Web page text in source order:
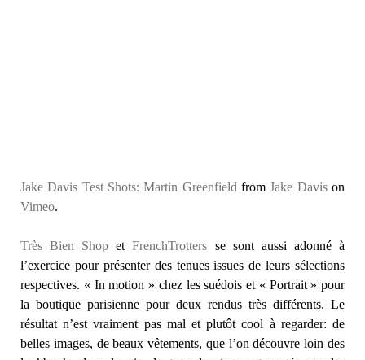
Jake Davis Test Shots: Martin Greenfield fromJake Davison
Vimeo.
Très Bien Shop et FrenchTrotters se sont aussi adonné à
l’exercice pour présenter des tenues issues de leurs sélections
respectives. « In motion » chez les suédois et « Portrait » pour
la boutique parisienne pour deux rendus très différents. Le
résultat n’est vraiment pas mal et plutôt cool à regarder: de
belles images, de beaux vêtements, que l’on découvre loin des